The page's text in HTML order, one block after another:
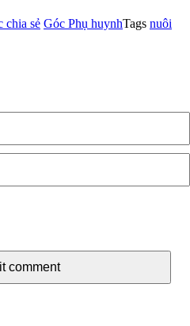
chia sẻ Góc Phụ huynhTags nuôi
comment